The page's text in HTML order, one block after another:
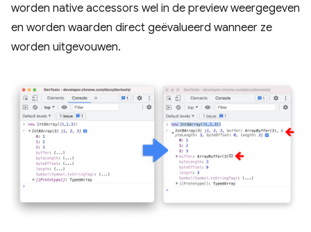
worden native accessors wel in de preview weergegeven
en worden waarden direct geëvalueerd wanneer ze
worden uitgevouwen.